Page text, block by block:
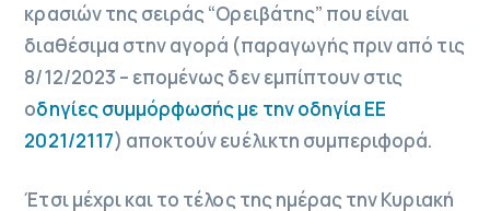
κρασιών της σειράς “Ορειβάτης” που είναι
διαθέσιμα στην αγορά (παραγωγής πριν από τις
8/12/2023 – επομένως δεν εμπίπτουν στις
οδηγίες συμμόρφωσής με την οδηγία ΕΕ
2021/2117) αποκτούν ευέλικτη συμπεριφορά.
Έτσι μέχρι και το τέλος της ημέρας την Κυριακή